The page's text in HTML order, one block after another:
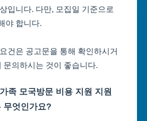
입니다. 다만, 모집일 기준으로
야 합니다.
건은 공고문을 통해 확인하시거
문의하시는 것이 좋습니다.
족 모국방문 비용 지원 지원
무엇인가요?